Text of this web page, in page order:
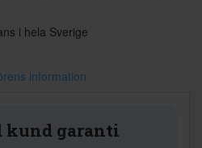
i hela Sverige
information
kund garanti